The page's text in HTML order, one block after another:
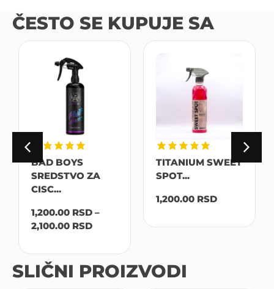
ČESTO SE KUPUJE SA
BAD BOYS
SREDSTVO ZA
CISC...
1,200.00 RSD –
2,100.00 RSD
TITANIUM SWEET
SPOT...
1,200.00 RSD
SLIČNI PROIZVODI